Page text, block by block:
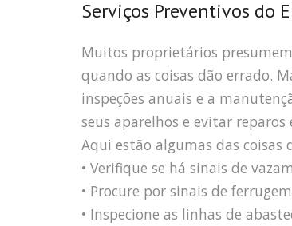
Serviços Preventivos do
Muitos proprietários
quando as coisas dão errado.
inspeções anuais e a
seus aparelhos e evitar reparos
Aqui estão algumas das coisas
• Verifique se há sinais de
• Procure por sinais de
• Inspecione as linhas de